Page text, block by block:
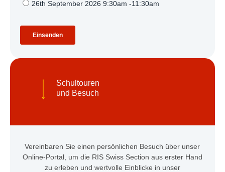
Schultouren
und Besuch
Vereinbaren Sie einen persönlichen Besuch über unser
Online-Portal, um die RIS Swiss Section aus erster Hand
zu erleben und wertvolle Einblicke in unser